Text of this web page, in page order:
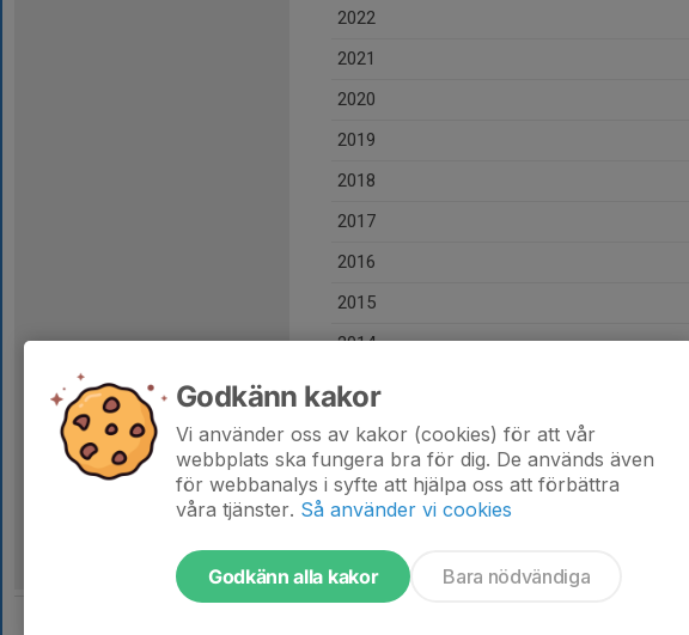
2022
2021
2020
2019
2018
2017
2016
2015
2014
2013
Totalt
Godkänn kakor
Vi använder oss av kakor (cookies) för att vår
webbplats ska fungera bra för dig. De används även
för webbanalys i syfte att hjälpa oss att förbättra
våra tjänster. Så använder vi cookies
Godkänn alla kakor Bara nödvändiga